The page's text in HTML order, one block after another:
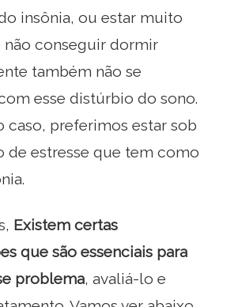
insônia, ou estar muito
não conseguir dormir
também não se
esse distúrbio do sono.
caso, preferimos estar sob
de estresse que tem como
Existem certas
que são essenciais para
problema, avaliá-lo e